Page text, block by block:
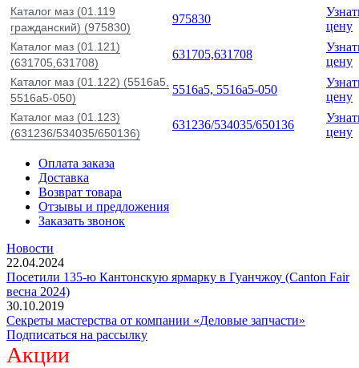
Каталог маз (01.119
гражданский) (975830)
975830
цену
Каталог маз (01.121)
(631705,631708)
631705,631708
цену
Каталог маз (01.122) (5516а5,
5516а5-050)
5516а5, 5516а5-050
цену
Каталог маз (01.123)
(631236/534035/650136)
631236/534035/650136
цену
Оплата заказа
Доставка
Возврат товара
Отзывы и предложения
Заказать звонок
Новости
22.04.2024
Посетили 135-ю Кантонскую ярмарку в Гуанчжоу (Canton Fair
весна 2024)
30.10.2019
Секреты мастерства от компании «Деловые запчасти»
Подписаться на рассылку
Акции